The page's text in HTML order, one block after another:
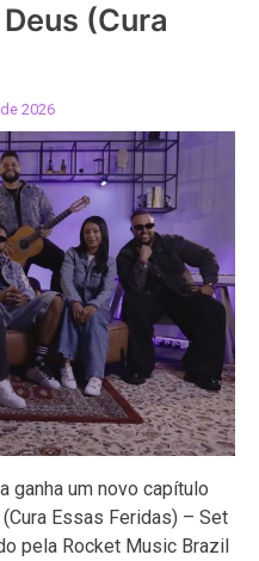
(Cura
2026
ganha um novo capítulo
Essas Feridas) – Set
pela Rocket Music Brazil